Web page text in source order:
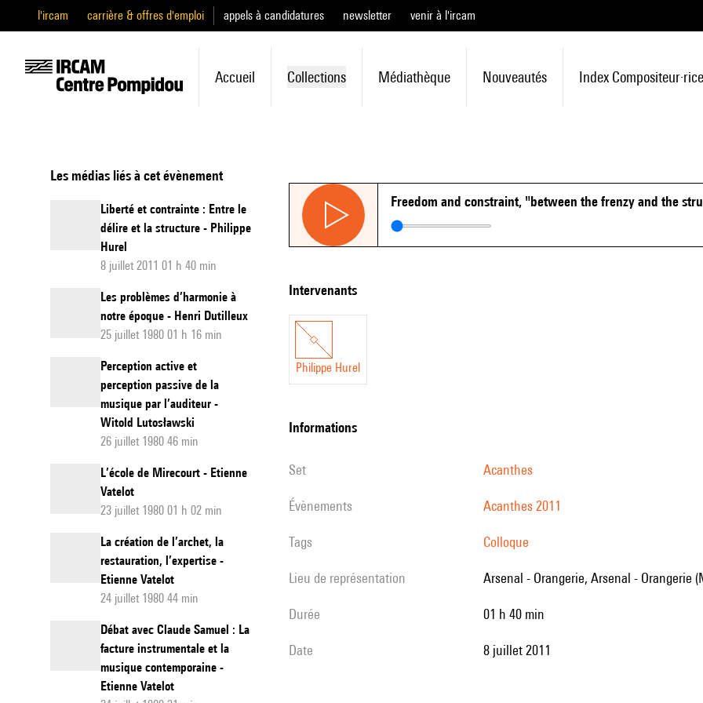
l'ircam carrière & offres d'emploi appels à candidatures newsletter venir à l'ircam
Accueil Collections Médiathèque Nouveautés Index Compositeur·rice
Les médias liés à cet évènement
Liberté et contrainte : Entre le
délire et la structure - Philippe
Hurel
8 juillet 2011 01 h 40 min
Les problèmes d’harmonie à
notre époque - Henri Dutilleux
25 juillet 1980 01 h 16 min
Perception active et
perception passive de la
musique par l’auditeur -
Witold Lutosławski
26 juillet 1980 46 min
L’école de Mirecourt - Etienne
Vatelot
23 juillet 1980 01 h 02 min
La création de l’archet, la
restauration, l’expertise -
Etienne Vatelot
24 juillet 1980 44 min
Débat avec Claude Samuel : La
facture instrumentale et la
musique contemporaine -
Etienne Vatelot
Freedom and constraint, "between the frenzy and the
intervenants
Philippe Hurel
informations
set Acanthes
évènements Acanthes 2011
Tags Colloque
Lieu de représentation Arsenal - Orangerie, Arsenal - Orangerie
durée 01 h 40 min
date 8 juillet 2011